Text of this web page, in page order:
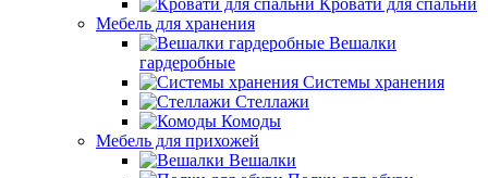
Кровати для спальни
Мебель для хранения
Вешалки
гардеробные
Системы хранения
Стеллажи
Комоды
Мебель для прихожей
Вешалки